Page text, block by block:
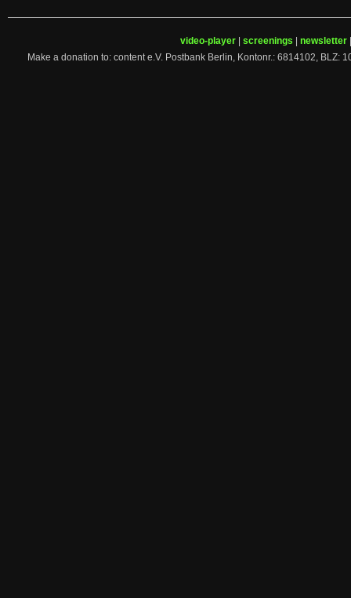
video-player screenings newsletter
Make a donation to: content e.V. Postbank Berlin, Kontonr.: 6814102, BLZ: